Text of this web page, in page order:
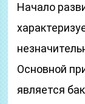
Начало
Основной
является